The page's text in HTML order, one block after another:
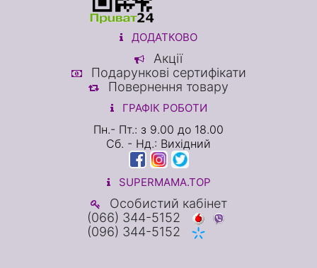
ДОДАТКОВО
Акції
Подарункові сертифікати
Повернення товару
ГРАФІК РОБОТИ
Пн.- Пт.: з 9.00 до 18.00
Сб. - Нд.: Вихідний
SUPERMAMA.TOP
Особистий кабінет
(066) 344-5152
(096) 344-5152